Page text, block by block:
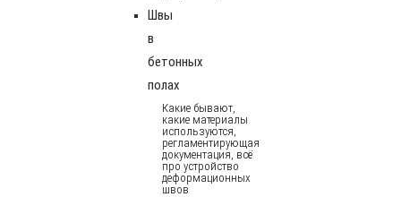
Швы
в
бетонных
полах
Какие бывают,
какие материалы
используются,
регламентирующая
документация, всё
про устройство
деформационных
швов